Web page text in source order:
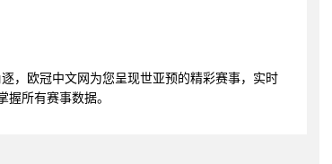
，欧冠中文网为您呈现世亚预的精彩赛事，实时
所有赛事数据。